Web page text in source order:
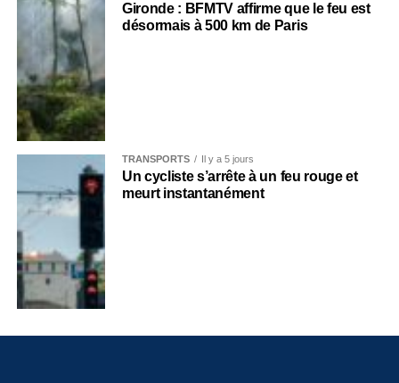
Gironde : BFMTV affirme que le feu est
désormais à 500 km de Paris
TRANSPORTS Il y a 5 jours
Un cycliste s’arrête à un feu rouge et
meurt instantanément